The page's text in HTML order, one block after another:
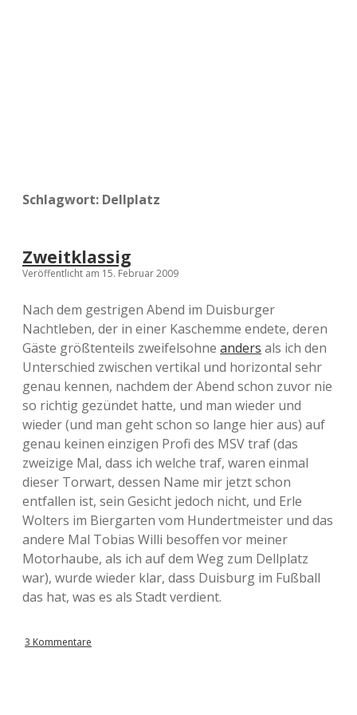
Schlagwort: Dellplatz
Zweitklassig
Veröffentlicht am 15. Februar 2009
Nach dem gestrigen Abend im Duisburger
Nachtleben, der in einer Kaschemme endete, deren
Gäste größtenteils zweifelsohne anders als ich den
Unterschied zwischen vertikal und horizontal sehr
genau kennen, nachdem der Abend schon zuvor nie
so richtig gezündet hatte, und man wieder und
wieder (und man geht schon so lange hier aus) auf
genau keinen einzigen Profi des MSV traf (das
zweizige Mal, dass ich welche traf, waren einmal
dieser Torwart, dessen Name mir jetzt schon
entfallen ist, sein Gesicht jedoch nicht, und Erle
Wolters im Biergarten vom Hundertmeister und das
andere Mal Tobias Willi besoffen vor meiner
Motorhaube, als ich auf dem Weg zum Dellplatz
war), wurde wieder klar, dass Duisburg im Fußball
das hat, was es als Stadt verdient.
3 Kommentare